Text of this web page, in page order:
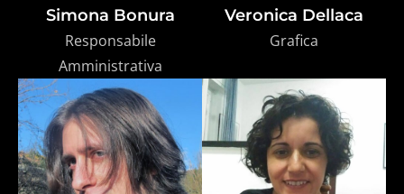
Simona Bonura
Responsabile
Amministrativa
Veronica Dellaca
Grafica